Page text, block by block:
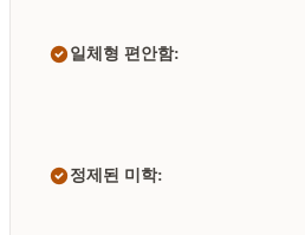
일체형 편안함:
정제된 미학: